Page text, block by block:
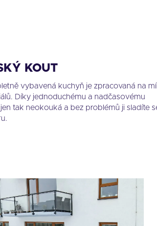
KOUT
vybavená kuchyň je zpracovaná na
Díky jednoduchému a nadčasovému
tak neokouká a bez problémů ji sladíte